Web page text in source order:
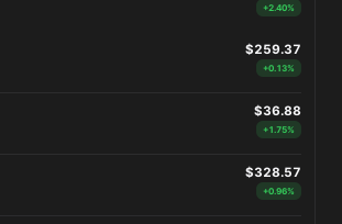
+2.40%
$259.37
+0.13%
$36.88
+1.75%
$328.57
+0.96%